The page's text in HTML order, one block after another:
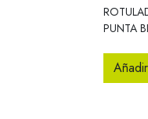
PUNTA